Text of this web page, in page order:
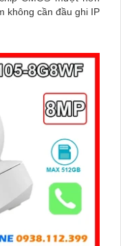
không cần đầu ghi IP